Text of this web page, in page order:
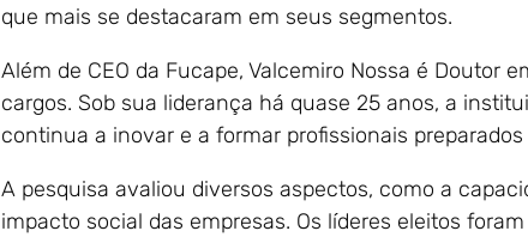
que mais se destacaram em seus segmentos.
Além de CEO da Fucape, Valcemiro Nossa é Doutor
cargos. Sob sua liderança há quase 25 anos, a
continua a inovar e a formar profissionais
A pesquisa avaliou diversos aspectos, como a
impacto social das empresas. Os líderes eleitos